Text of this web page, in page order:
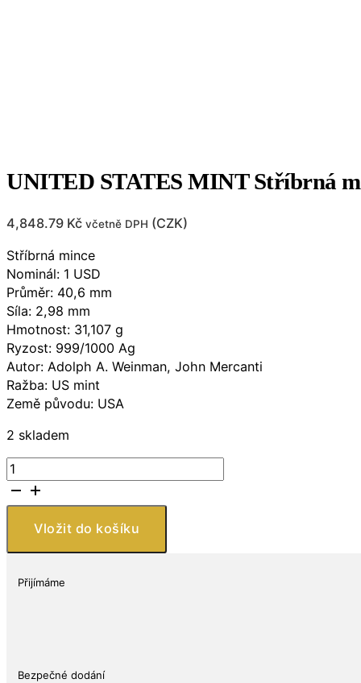
UNITED STATES MINT Stříbrná
4,848.79 Kč včetně DPH (CZK)
Stříbrná mince
Nominál: 1 USD
Průměr: 40,6 mm
Síla: 2,98 mm
Hmotnost: 31,107 g
Ryzost: 999/1000 Ag
Autor: Adolph A. Weinman, John Mercanti
Ražba: US mint
Země původu: USA
2 skladem
UNITED
STATES
MINT
Stříbrná
American
Eagle
Vložit do košíku
Přijímáme
Bezpečné dodání